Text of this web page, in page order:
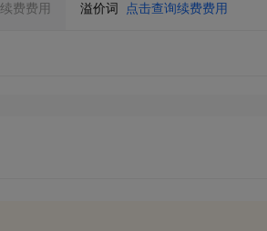
续费费用 溢价词 点击查询续费费用